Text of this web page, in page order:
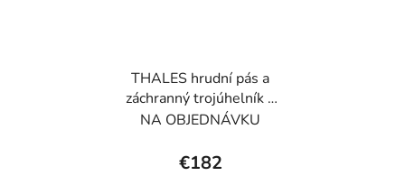
THALES hrudní pás a
záchranný trojúhelník s
ramenními popruhy
NA OBJEDNÁVKU
€182